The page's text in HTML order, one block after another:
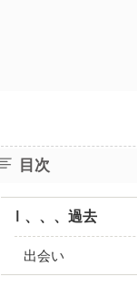
目次
Ⅰ、、、過去
出会い